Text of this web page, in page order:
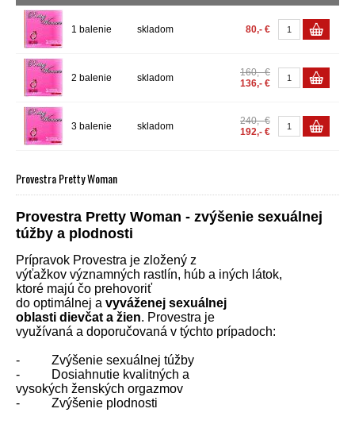
1 balenie skladom 80,- €
2 balenie skladom
160,- €
136,- €
3 balenie skladom
240,- €
192,- €
Provestra Pretty Woman
Provestra Pretty Woman - zvýšenie sexuálnej
túžby a plodnosti
Prípravok Provestra je zložený z
výťažkov významných rastlín, húb a iných látok,
ktoré majú čo prehovoriť
do optimálnej a vyváženej sexuálnej
oblasti dievčat a žien. Provestra je
využívaná a doporučovaná v týchto prípadoch:
- Zvýšenie sexuálnej túžby
- Dosiahnutie kvalitných a
vysokých ženských orgazmov
- Zvýšenie plodnosti